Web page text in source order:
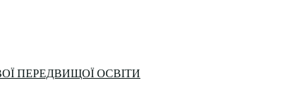
ПЕРЕДВИЩОЇ ОСВІТИ